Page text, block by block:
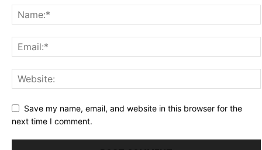
Save my name, email, and website in this browser for the
next time I comment.